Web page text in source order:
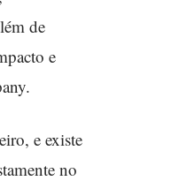
de
e
e existe
no